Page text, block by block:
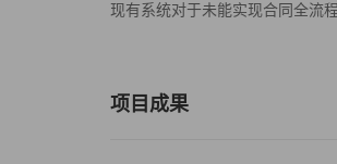
现有系统对于未能实现合同全流
项目成果